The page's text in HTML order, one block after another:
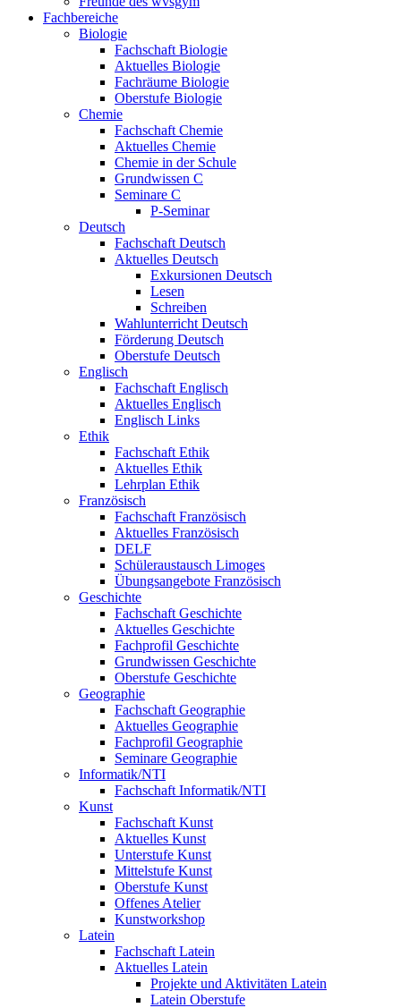
Fachbereiche
Biologie
Fachschaft Biologie
Aktuelles Biologie
Fachräume Biologie
Oberstufe Biologie
Chemie
Fachschaft Chemie
Aktuelles Chemie
Chemie in der Schule
Grundwissen C
Seminare C
P-Seminar
Deutsch
Fachschaft Deutsch
Aktuelles Deutsch
Exkursionen Deutsch
Lesen
Schreiben
Wahlunterricht Deutsch
Förderung Deutsch
Oberstufe Deutsch
Englisch
Fachschaft Englisch
Aktuelles Englisch
Englisch Links
Ethik
Fachschaft Ethik
Aktuelles Ethik
Lehrplan Ethik
Französisch
Fachschaft Französisch
Aktuelles Französisch
DELF
Schüleraustausch Limoges
Übungsangebote Französisch
Geschichte
Fachschaft Geschichte
Aktuelles Geschichte
Fachprofil Geschichte
Grundwissen Geschichte
Oberstufe Geschichte
Geographie
Fachschaft Geographie
Aktuelles Geographie
Fachprofil Geographie
Seminare Geographie
Informatik/NTI
Fachschaft Informatik/NTI
Kunst
Fachschaft Kunst
Aktuelles Kunst
Unterstufe Kunst
Mittelstufe Kunst
Oberstufe Kunst
Offenes Atelier
Kunstworkshop
Latein
Fachschaft Latein
Aktuelles Latein
Projekte und Aktivitäten Latein
Latein Oberstufe